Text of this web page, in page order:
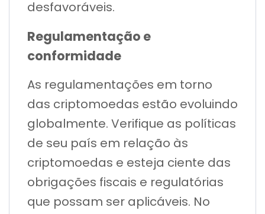
desfavoráveis.
Regulamentação e
conformidade
As regulamentações em torno
das criptomoedas estão evoluindo
globalmente. Verifique as políticas
de seu país em relação às
criptomoedas e esteja ciente das
obrigações fiscais e regulatórias
que possam ser aplicáveis. No